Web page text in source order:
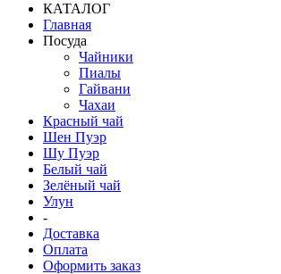
КАТАЛОГ
Главная
Посуда
Чайники
Пиалы
Гайвани
Чахаи
Красный чай
Шен Пуэр
Шу Пуэр
Белый чай
Зелёный чай
Улун
-
Доставка
Оплата
Оформить заказ